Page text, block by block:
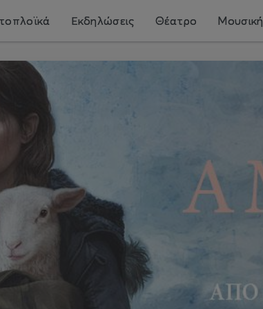
Εκδηλώσεις Θέατρο Μουσική